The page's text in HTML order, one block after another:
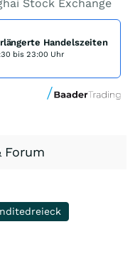
Stock Exchange
Handelszeiten
bis 23:00 Uhr
Forum